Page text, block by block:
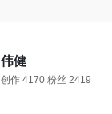
伟健
创作 4170 粉丝 2419